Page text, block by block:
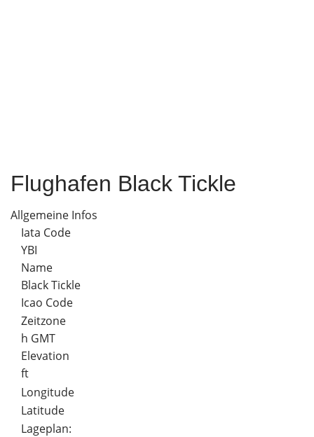
Flughafen Black Tickle
Allgemeine Infos
Iata Code
YBI
Name
Black Tickle
Icao Code
Zeitzone
h GMT
Elevation
ft
Longitude
Latitude
Lageplan: